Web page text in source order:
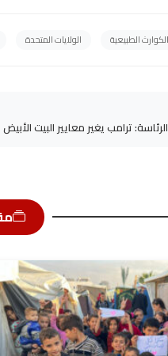
الكوارث الطبيعية الولايات المتحدة
ترامب يغير معايير البيت الأبيض